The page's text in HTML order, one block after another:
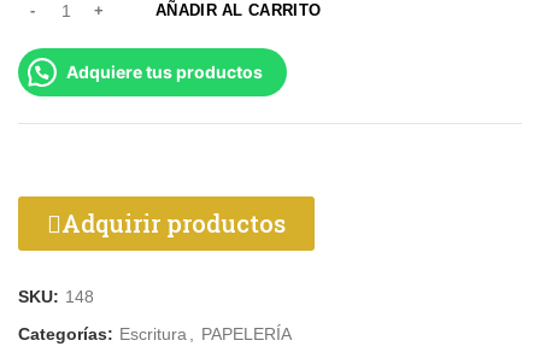
AÑADIR AL CARRITO
Adquiere tus productos
Adquirir productos
SKU: 148
Categorías: Escritura PAPELERÍA